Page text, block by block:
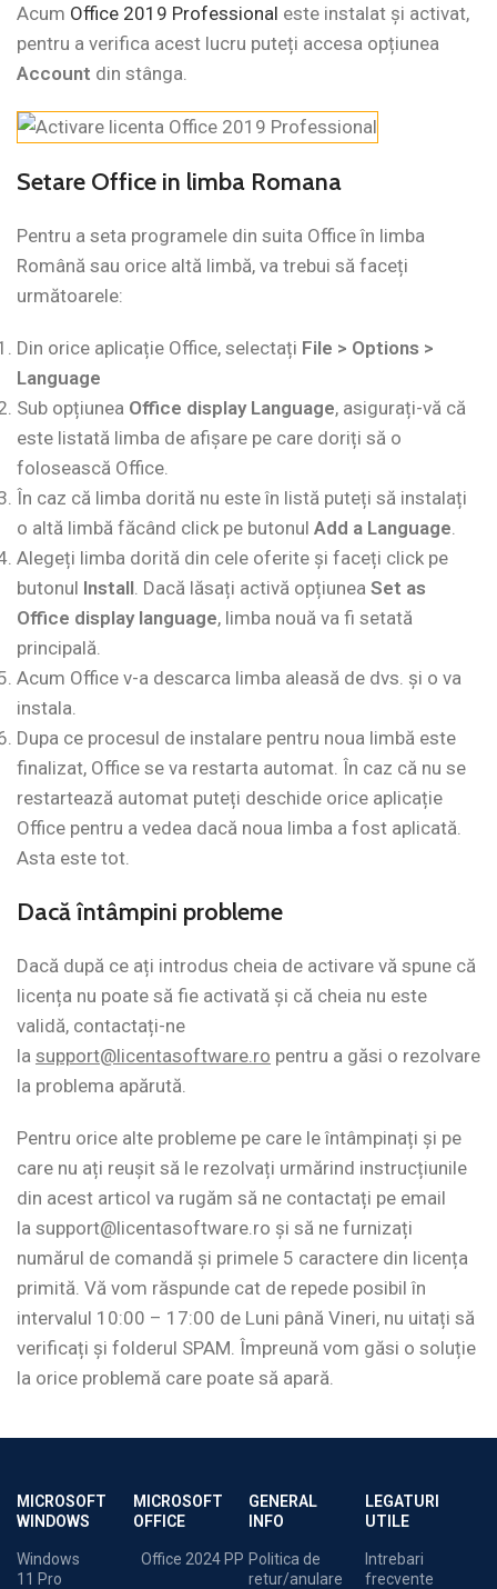
Acum Office 2019 Professional este instalat și activat,
pentru a verifica acest lucru puteți accesa opțiunea
Account din stânga.
Setare Office in limba Romana
Pentru a seta programele din suita Office în limba
Română sau orice altă limbă, va trebui să faceți
următoarele:
Din orice aplicație Office, selectați File > Options >
Language
Sub opțiunea Office display Language, asigurați-vă că
este listată limba de afișare pe care doriți să o
folosească Office.
În caz că limba dorită nu este în listă puteți să instalați
o altă limbă făcând click pe butonul Add a Language.
Alegeți limba dorită din cele oferite și faceți click pe
butonul Install. Dacă lăsați activă opțiunea Set as
Office display language, limba nouă va fi setată
principală.
Acum Office v-a descarca limba aleasă de dvs. și o va
instala.
Dupa ce procesul de instalare pentru noua limbă este
finalizat, Office se va restarta automat. În caz că nu se
restartează automat puteți deschide orice aplicație
Office pentru a vedea dacă noua limba a fost aplicată.
Asta este tot.
Dacăîntâmpini probleme
Dacă după ce ați introdus cheia de activare vă spune că
licența nu poate să fie activată și că cheia nu este
validă, contactați-ne
la support@licentasoftware.ro pentru a găsi o rezolvare
la problema apărută.
Pentru orice alte probleme pe care le întâmpinați și pe
care nu ați reușit să le rezolvați urmărind instrucțiunile
din acest articol va rugăm să ne contactați pe email
la support@licentasoftware.ro și să ne furnizați
numărul de comandă și primele 5 caractere din licența
primită. Vă vom răspunde cat de repede posibil în
intervalul 10:00 – 17:00 de Luni până Vineri, nu uitați să
verificați și folderul SPAM. Împreună vom găsi o soluție
la orice problemă care poate să apară.
MICROSOFT
WINDOWS
Windows
11 Pro
MICROSOFT
OFFICE
Office 2024 PP
GENERAL
INFO
Politica de
retur/anulare
LEGATURI
UTILE
Intrebari
frecvente